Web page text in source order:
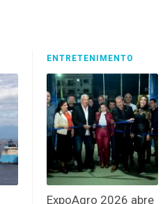
ENTRETENIMENTO
ExpoAgro 2026 abre